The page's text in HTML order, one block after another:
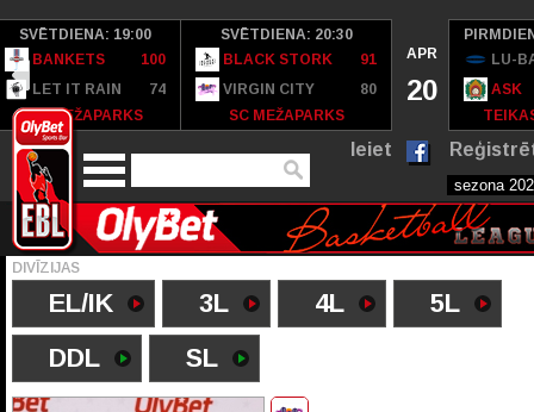
SVĒTDIENA: 19:00
BANKETS
100
LET IT RAIN
74
SC MEŽAPARKS
SVĒTDIENA: 20:30
BLACK STORK
91
VIRGIN CITY
80
SC MEŽAPARKS
APR
20
LU-
ASK
Ieiet
DIVĪZIJAS
EL/IK 3L 4L
5L
DDL
SL